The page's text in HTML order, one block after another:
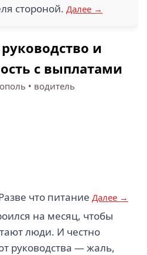
стороной. Далее →
и
с выплатами
• водитель
что питание Далее →
на месяц, чтобы
люди. И честно
руководства — жаль,